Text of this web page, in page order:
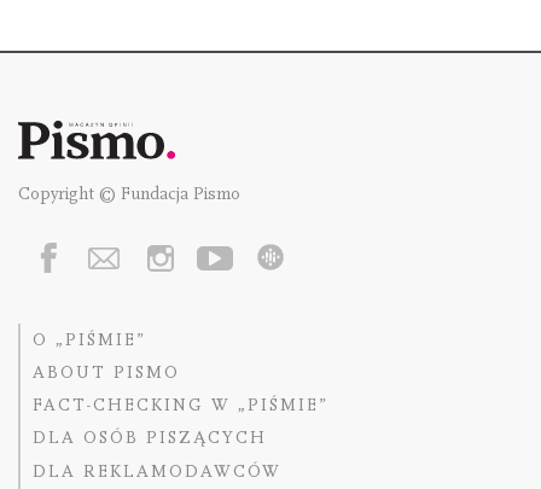
Copyright © Fundacja Pismo
O „PIŚMIE”
ABOUT PISMO
FACT-CHECKING W „PIŚMIE”
DLA OSÓB PISZĄCYCH
DLA REKLAMODAWCÓW